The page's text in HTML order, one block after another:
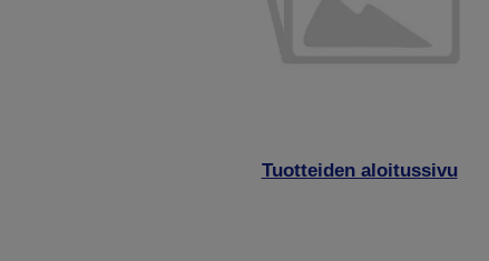
Tuotteiden aloitussivu